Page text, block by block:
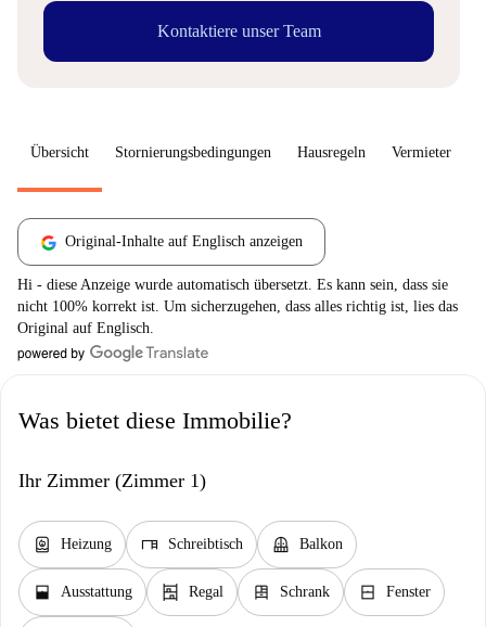
Kontaktiere unser Team
Übersicht Stornierungsbedingungen Hausregeln Vermieter
Original-Inhalte auf Englisch anzeigen
Hi - diese Anzeige wurde automatisch übersetzt. Es kann sein, dass sie
nicht 100% korrekt ist. Um sicherzugehen, dass alles richtig ist, lies das
Original auf Englisch.
Was bietet diese Immobilie?
Ihr Zimmer (Zimmer 1)
water_heater Heizung desk Schreibtisch balcony Balkon
window_open Ausstattung shelves Regal dresser Schrank window_closed Fenster